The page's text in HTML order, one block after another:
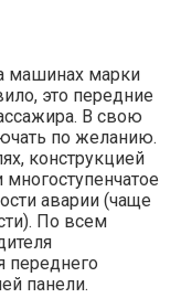
машинах марки
это передние
В свою
по желанию.
конструкцией
аварии (чаще
По всем
переднего
панели.